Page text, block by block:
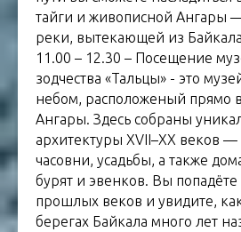
тайги и живописной Ангары
реки, вытекающей из
11.00 – 12.30 – Посещение
зодчества «Тальцы» - это
небом, расположеный прямо
Ангары. Здесь собраны
архитектуры XVII–XX веков
часовни, усадьбы, а также
бурят и эвенков. Вы
прошлых веков и увидите,
берегах Байкала много лет